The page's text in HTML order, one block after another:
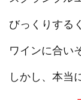
びっくりする
ワインに合い
しかし、本当